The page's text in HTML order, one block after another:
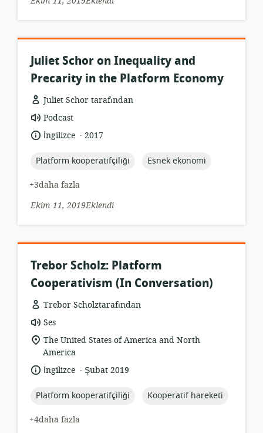
Juliet Schor on Inequality and
Precarity in the Platform Economy
Juliet Schor tarafından
Kaynak
formatı:
Podcast
Dil: İngilizce .
Yayın2017
topic:
Platform kooperatifçiliği topic:
Esnek ekonomi
+3daha fazla
Ekim 11, 2019Eklendi
Trebor Scholz: Platform
Cooperativism (In Conversation)
Trebor Scholztarafından
Kaynak
formatı:
Ses
Uygunluk
konumu:
The United States of America and North
America
Dil: İngilizce .
YayınŞubat 2019
topic:
Platform kooperatifçiliği topic:
Kooperatif hareketi
+4daha fazla